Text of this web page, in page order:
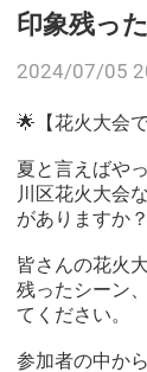
印象残っ
2024/07/05
🌟 【花火大会
夏と言えばや
川区花火大会
がありますか？
皆さんの花火
残ったシーン
てください。
参加者の中か